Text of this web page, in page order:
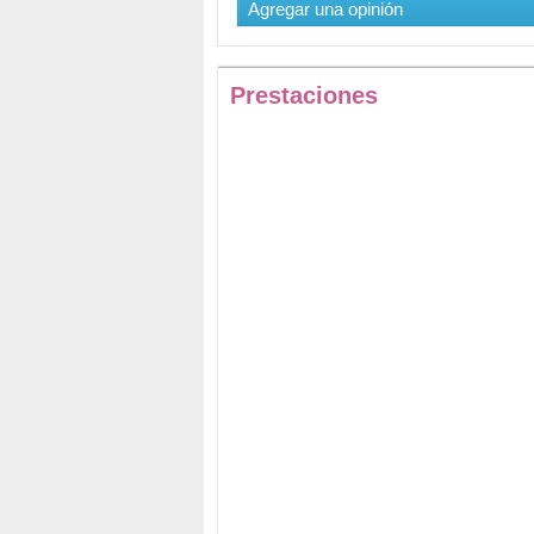
Agregar una opinión
Prestaciones